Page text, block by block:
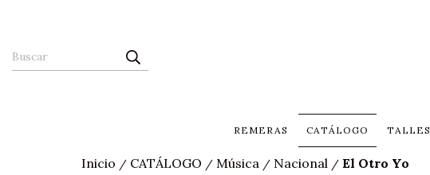
REMERAS CATÁLOGO TALLES
Inicio / CATÁLOGO / Música / Nacional / El Otro Yo